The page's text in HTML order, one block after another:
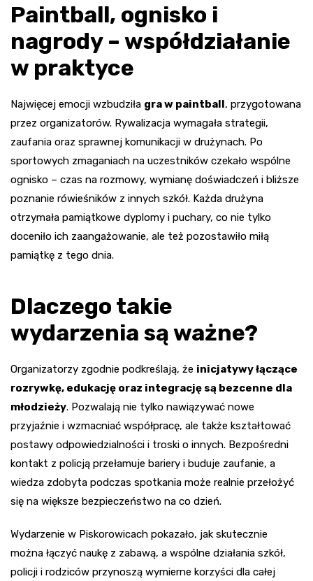
Paintball, ognisko i
nagrody – współdziałanie
w praktyce
Najwięcej emocji wzbudziła gra w paintball, przygotowana
przez organizatorów. Rywalizacja wymagała strategii,
zaufania oraz sprawnej komunikacji w drużynach. Po
sportowych zmaganiach na uczestników czekało wspólne
ognisko – czas na rozmowy, wymianę doświadczeń i bliższe
poznanie rówieśników z innych szkół. Każda drużyna
otrzymała pamiątkowe dyplomy i puchary, co nie tylko
doceniło ich zaangażowanie, ale też pozostawiło miłą
pamiątkę z tego dnia.
Dlaczego takie
wydarzenia są ważne?
Organizatorzy zgodnie podkreślają, że inicjatywy łączące
rozrywkę, edukację oraz integrację są bezcenne dla
młodzieży. Pozwalają nie tylko nawiązywać nowe
przyjaźnie i wzmacniać współpracę, ale także kształtować
postawy odpowiedzialności i troski o innych. Bezpośredni
kontakt z policją przełamuje bariery i buduje zaufanie, a
wiedza zdobyta podczas spotkania może realnie przełożyć
się na większe bezpieczeństwo na co dzień.
Wydarzenie w Piskorowicach pokazało, jak skutecznie
można łączyć naukę z zabawą, a wspólne działania szkół,
policji i rodziców przynoszą wymierne korzyści dla całej